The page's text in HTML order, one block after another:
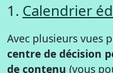
1. Calendrier
Avec plusieurs vues
centre de décision
de contenu (vous